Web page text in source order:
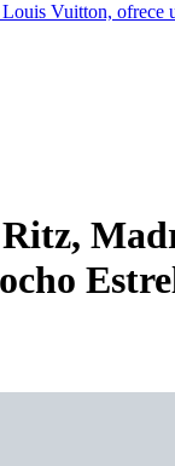
Vuitton, ofrece